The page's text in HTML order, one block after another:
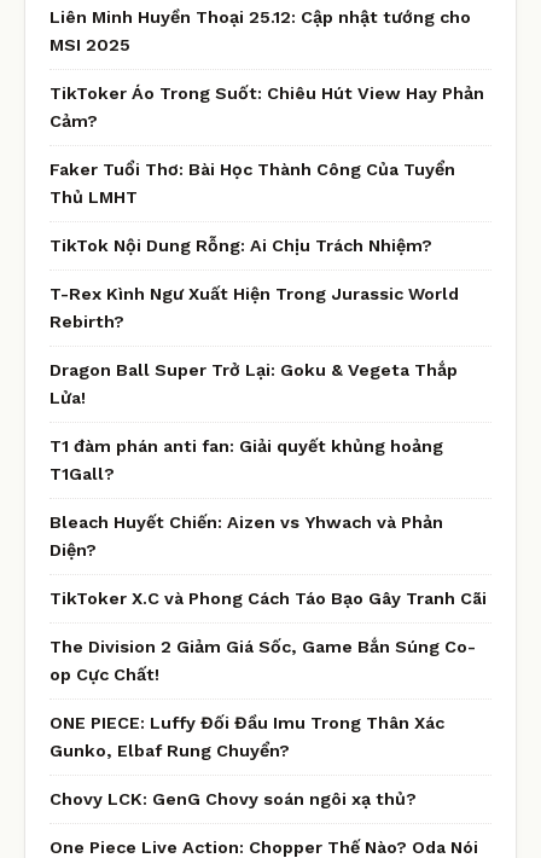
Liên Minh Huyền Thoại 25.12: Cập nhật tướng cho
MSI 2025
TikToker Áo Trong Suốt: Chiêu Hút View Hay Phản
Cảm?
Faker Tuổi Thơ: Bài Học Thành Công Của Tuyển
Thủ LMHT
TikTok Nội Dung Rỗng: Ai Chịu Trách Nhiệm?
T-Rex Kình Ngư Xuất Hiện Trong Jurassic World
Rebirth?
Dragon Ball Super Trở Lại: Goku & Vegeta Thắp
Lửa!
T1 đàm phán anti fan: Giải quyết khủng hoảng
T1Gall?
Bleach Huyết Chiến: Aizen vs Yhwach và Phản
Diện?
TikToker X.C và Phong Cách Táo Bạo Gây Tranh Cãi
The Division 2 Giảm Giá Sốc, Game Bắn Súng Co-
op Cực Chất!
ONE PIECE: Luffy Đối Đầu Imu Trong Thân Xác
Gunko, Elbaf Rung Chuyển?
Chovy LCK: GenG Chovy soán ngôi xạ thủ?
One Piece Live Action: Chopper Thế Nào? Oda Nói